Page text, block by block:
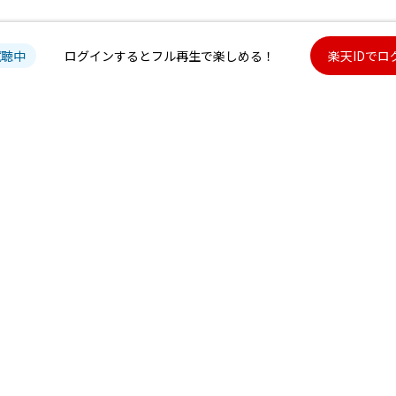
中 ログインするとフル再生で楽しめる！ 楽天IDでロ